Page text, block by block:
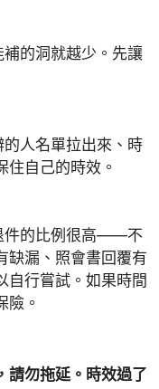
的洞就越少。先讓
人名單拉出來、時
自己的時效。
件的比例很高——不
缺漏、照會書回覆有
自行嘗試。如果時間
險。
請勿拖延。時效過了